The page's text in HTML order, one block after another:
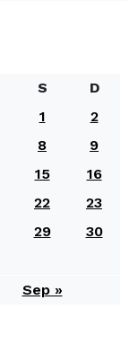
S
D
1
2
8
9
15
16
22
23
29
30
Sep »